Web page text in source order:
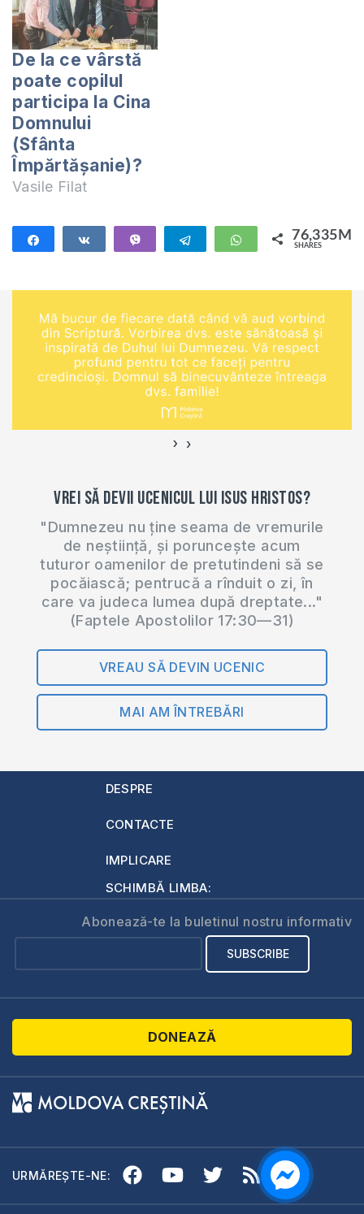
De la ce vârstă
poate copilul
participa la Cina
Domnului
(Sfânta
Împărtășanie)?
Vasile Filat
Share Share Telegram WhatsApp76,335M
SHARES
‹ ›
Vrei să devii ucenicul lui Isus Hristos?
"Dumnezeu nu ține seama de vremurile
de neștiință, și poruncește acum
tuturor oamenilor de pretutindeni să se
pocăiască; pentrucă a rînduit o zi, în
care va judeca lumea după dreptate..."
(Faptele Apostolilor 17:30—31)
VREAU SĂ DEVIN UCENIC
MAI AM ÎNTREBĂRI
DESPRE
CONTACTE
IMPLICARE
SCHIMBĂ LIMBA:
Abonează-te la buletinul nostru informativ
DONEAZĂ
URMĂREȘTE-NE: